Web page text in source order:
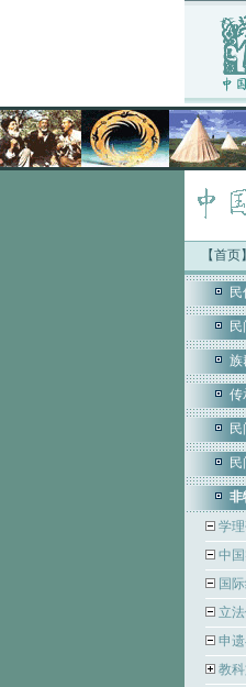
【首页】
中
族
传
非
学
中
国
立
申
教